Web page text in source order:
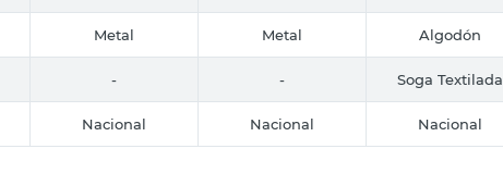
Metal Metal Algodón
- - Soga Textilada
Nacional Nacional Nacional